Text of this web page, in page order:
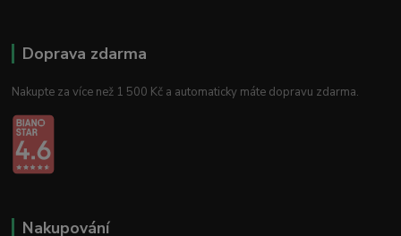
Doprava zdarma
Nakupte za více než 1 500 Kč a automaticky máte dopravu zdarma.
Nakupování